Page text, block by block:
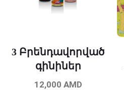
3 Բրենդավորված
գինիներ
12,000 AMD